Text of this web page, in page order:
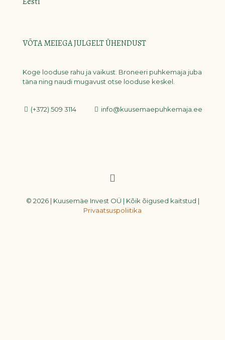
VÕTA MEIEGA JULGELT ÜHENDUST
Koge looduse rahu ja vaikust. Broneeri puhkemaja juba
täna ning naudi mugavust otse looduse keskel.
info@kuusemaepuhkemaja.ee
(+372) 509 3114
© 2026 | Kuusemäe Invest OÜ | Kõik õigused kaitstud |
Privaatsuspoliitika